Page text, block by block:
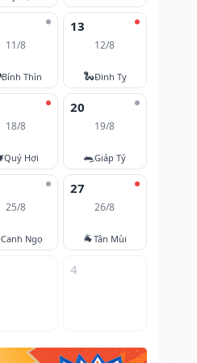
11/8
Bính Thìn
13
12/8
🐍Đinh Tỵ
18/8
Quý Hợi
20
19/8
🐀Giáp Tý
25/8
Canh Ngọ
27
26/8
🐐Tân Mùi
4